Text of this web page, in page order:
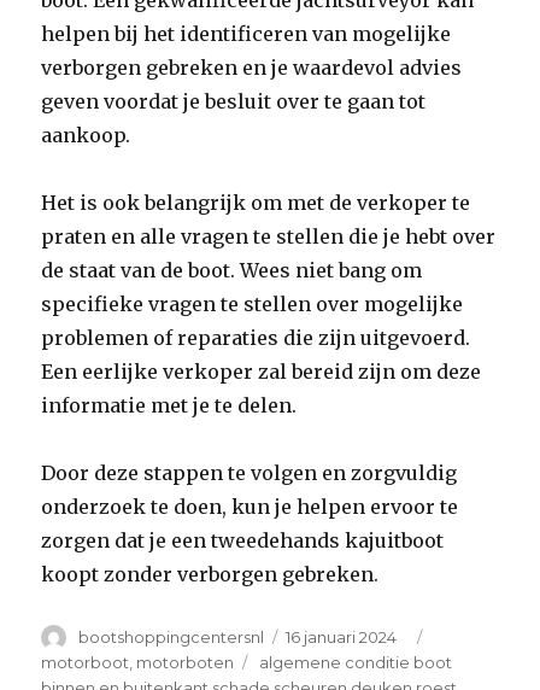
helpen bij het identificeren van mogelijke
verborgen gebreken en je waardevol advies
geven voordat je besluit over te gaan tot
aankoop.
Het is ook belangrijk om met de verkoper te
praten en alle vragen te stellen die je hebt over
de staat van de boot. Wees niet bang om
specifieke vragen te stellen over mogelijke
problemen of reparaties die zijn uitgevoerd.
Een eerlijke verkoper zal bereid zijn om deze
informatie met je te delen.
Door deze stappen te volgen en zorgvuldig
onderzoek te doen, kun je helpen ervoor te
zorgen dat je een tweedehands kajuitboot
koopt zonder verborgen gebreken.
Author
bootshoppingcentersnl
Posted
on
16 januari 2024
motorboot motorboten Tags
algemene conditie boot